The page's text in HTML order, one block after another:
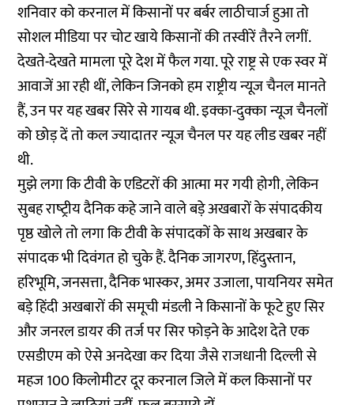
शनिवार को करनाल में किसानों पर बर्बर लाठीचार्ज हुआ तो
सोशल मीडिया पर चोट खाये किसानों की तस्वीरें तैरने लगीं.
देखते-देखते मामला पूरे देश में फैल गया. पूरे राष्ट्र से एक स्वर में
आवाजें आ रही थीं, लेकिन जिनको हम राष्ट्रीय न्यूज चैनल मानते
हैं, उन पर यह खबर सिरे से गायब थी. इक्का-दुक्का न्यूज चैनलों
को छोड़ दें तो कल ज्‍यादातर न्यूज चैनल पर यह लीड खबर नहीं
थी.
मुझे लगा कि टीवी के एडिटरों की आत्मा मर गयी होगी, लेकिन
सुबह राष्‍ट्रीय दैनिक कहे जाने वाले बड़े अखबारों के संपादकीय
पृष्ठ खोले तो लगा कि टीवी के संपादकों के साथ अखबार के
संपादक भी दिवंगत हो चुके हैं. दैनिक जागरण, हिंदुस्तान,
हरिभूमि, जनसत्ता, दैनिक भास्कर, अमर उजाला, पायनियर समेत
बड़े हिंदी अखबारों की समूची मंडली ने किसानों के फूटे हुए सिर
और जनरल डायर की तर्ज पर सिर फोड़ने के आदेश देते एक
एसडीएम को ऐसे अनदेखा कर दिया जैसे राजधानी दिल्ली से
महज 100 किलोमीटर दूर करनाल जिले में कल किसानों पर